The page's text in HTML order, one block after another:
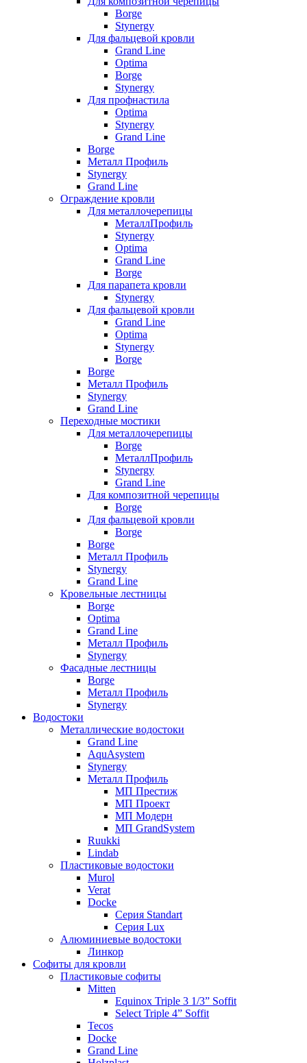
Borge
Stynergy
Для фальцевой кровли
Grand Line
Optima
Borge
Stynergy
Для профнастила
Optima
Stynergy
Grand Line
Borge
Металл Профиль
Stynergy
Grand Line
Ограждение кровли
Для металлочерепицы
МеталлПрофиль
Stynergy
Optima
Grand Line
Borge
Для парапета кровли
Stynergy
Для фальцевой кровли
Grand Line
Optima
Stynergy
Borge
Borge
Металл Профиль
Stynergy
Grand Line
Переходные мостики
Для металлочерепицы
Borge
МеталлПрофиль
Stynergy
Grand Line
Для композитной черепицы
Borge
Для фальцевой кровли
Borge
Borge
Металл Профиль
Stynergy
Grand Line
Кровельные лестницы
Borge
Optima
Grand Line
Металл Профиль
Stynergy
Фасадные лестницы
Borge
Металл Профиль
Stynergy
Водостоки
Металлические водостоки
Grand Line
AquAsystem
Stynergy
Металл Профиль
МП Престиж
МП Проект
МП Модерн
МП GrandSystem
Ruukki
Lindab
Пластиковые водостоки
Murol
Verat
Docke
Серия Standart
Серия Lux
Алюминиевые водостоки
Линкор
Софиты для кровли
Пластиковые софиты
Mitten
Equinox Triple 3 1/3” Soffit
Select Triple 4” Soffit
Tecos
Docke
Grand Line